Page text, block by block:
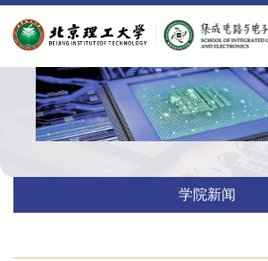
学院新闻